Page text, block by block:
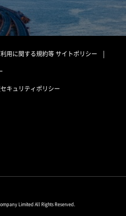
用に関する規約等サイトポリシー
キュリティポリシー
Limited All Rights Reserved.